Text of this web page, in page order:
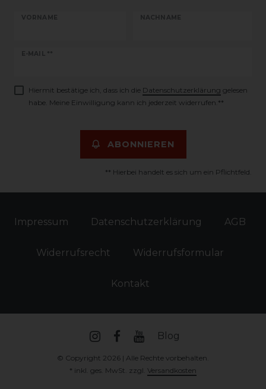
VORNAME NACHNAME
E-MAIL **
Newsletter
Hiermit bestätige ich, dass ich die Daten­schutz­erklärung gelesen
habe. Meine Einwilligung kann ich jederzeit widerrufen.**
ABONNIEREN
** Hierbei handelt es sich um ein Pflichtfeld.
Impressum Daten­schutz­erklärung AGB
Widerrufs­recht Widerrufs­formular
Kontakt
Blog
© Copyright 2026 | Alle Rechte vorbehalten.
* inkl. ges. MwSt. zzgl. Versandkosten